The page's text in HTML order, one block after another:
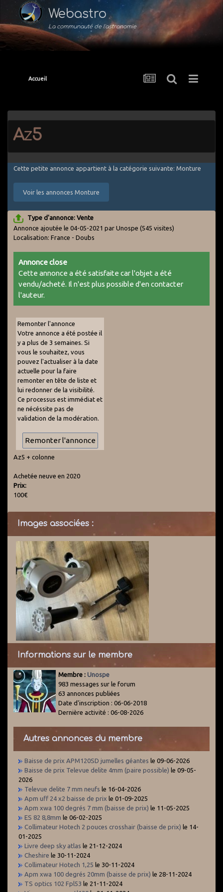
Webastro
La communauté de l'astronomie
Accueil
Az5
Cette petite annonce appartient à la catégorie suivante: Monture
Voir les annonces Monture
Type d'annonce: Vente
Annonce ajoutée le 04-05-2021 par Unospe (545 visites)
Localisation: France - Doubs
Annonce close
Cette annonce a été satisfaite car l'objet a été
vendu/acheté. Il n'est plus possible d'en contacter
l'auteur.
Remonter l'annonce
Votre annonce a été postée il
y a plus de 3 semaines. Si
vous le souhaitez, vous
pouvez l'actualiser à la date
actuelle pour la faire
remonter en tête de liste et
lui redonner de la visibilité.
Ce processus est immédiat et
ne nécéssite pas de
validation de la modération.
Az5 + colonne
Achetée neuve en 2020
Prix:
100€
Images associées :
Informations sur le membre
Membre : Unospe
983 messages sur le forum
63 annonces publiées
Date d'inscription : 06-06-2018
Dernière activité : 06-08-2026
Autres annonces du membre
Baisse de prix APM120SD jumelles géantes le 09-06-2026
Baisse de prix Televue delite 4mm (paire possible) le 09-05-
2026
Televue delite 7 mm neufs le 16-04-2026
Apm uff 24 x2 baisse de prix le 01-09-2025
Apm xwa 100 degrés 7 mm (baisse de prix) le 11-05-2025
ES 82 8,8mm le 06-02-2025
Collimateur Hotech 2 pouces crosshair (baisse de prix) le 14-
01-2025
Livre deep sky atlas le 21-12-2024
Cheshire le 30-11-2024
Collimateur Hotech 1,25 le 30-11-2024
Apm xwa 100 degrés 20mm (baisse de prix) le 28-11-2024
TS optics 102 Fpl53 le 21-11-2024